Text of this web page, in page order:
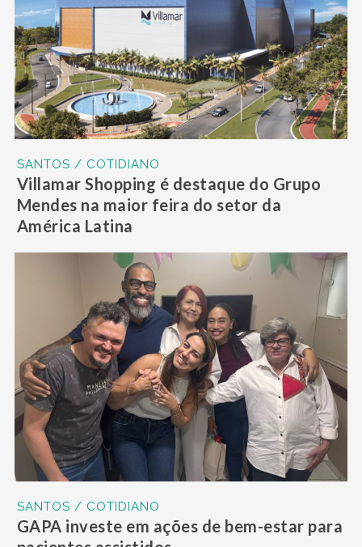
SANTOS / COTIDIANO
Villamar Shopping é destaque do Grupo
Mendes na maior feira do setor da
América Latina
SANTOS / COTIDIANO
GAPA investe em ações de bem-estar para